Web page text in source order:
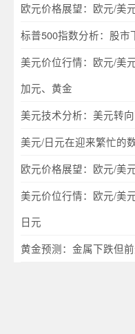
欧元价格展望：欧元/美
标普500指数分析：股市
美元价位行情：欧元/美
加元、黄金
美元技术分析：美元转
美元/日元在迎来繁忙的
欧元价格展望：欧元/美
美元价位行情：欧元/美
日元
黄金预测：金属下跌但